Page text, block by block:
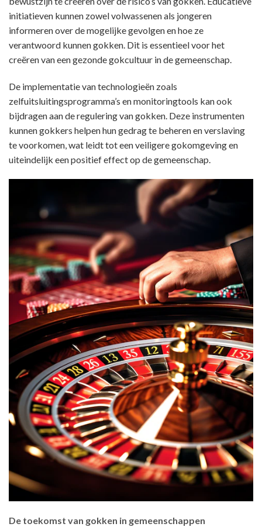
initiatieven kunnen zowel volwassenen als jongeren
informeren over de mogelijke gevolgen en hoe ze
verantwoord kunnen gokken. Dit is essentieel voor het
creëren van een gezonde gokcultuur in de gemeenschap.
De implementatie van technologieën zoals
zelfuitsluitingsprogramma’s en monitoringtools kan ook
bijdragen aan de regulering van gokken. Deze instrumenten
kunnen gokkers helpen hun gedrag te beheren en verslaving
te voorkomen, wat leidt tot een veiligere gokomgeving en
uiteindelijk een positief effect op de gemeenschap.
De toekomst van gokken in gemeenschappen